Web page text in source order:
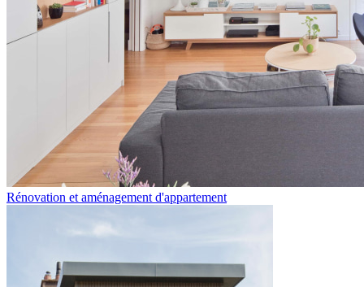
Rénovation et aménagement d'appartement